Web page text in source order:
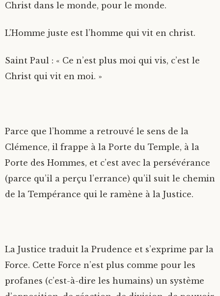
Christ dans le monde, pour le monde.
L’Homme juste est l’homme qui vit en christ.
Saint Paul : « Ce n’est plus moi qui vis, c’est le
Christ qui vit en moi. »
Parce que l’homme a retrouvé le sens de la
Clémence, il frappe à la Porte du Temple, à la
Porte des Hommes, et c’est avec la persévérance
(parce qu’il a perçu l’errance) qu’il suit le chemin
de la Tempérance qui le ramène à la Justice.
La Justice traduit la Prudence et s’exprime par la
Force. Cette Force n’est plus comme pour les
profanes (c’est-à-dire les humains) un système